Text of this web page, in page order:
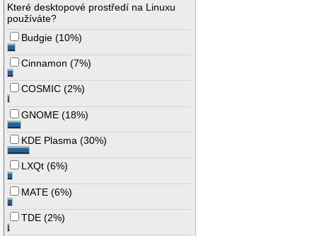
Které desktopové prostředí na Linuxu
používáte?
Budgie (10%)
Cinnamon (7%)
COSMIC (2%)
GNOME (18%)
KDE Plasma (30%)
LXQt (6%)
MATE (6%)
TDE (2%)